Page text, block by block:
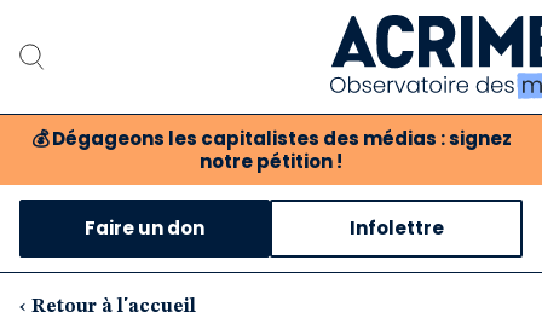
💰 Dégageons les capitalistes des médias : signez
notre pétition !
Notre critique des
Faire un don Infolettre
‹ Retour à l'accueil